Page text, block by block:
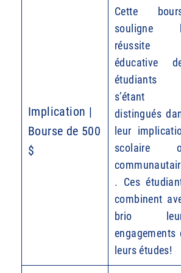
Implication |
Bourse de 500
$
Cette
souligne
réussite
éducative
étudiants
s’étant
distingués
leur
scolaire
. Ces
combinent
brio
engagements
leurs études!